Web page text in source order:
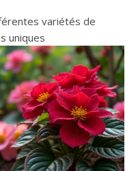
variétés de
uniques